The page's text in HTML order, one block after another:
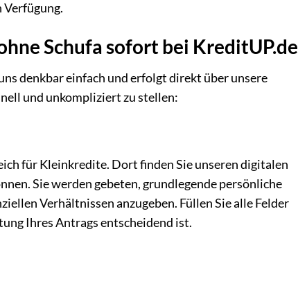
Schufa sofort bei KreditUP.de
denkbar einfach und erfolgt direkt über unsere
und unkompliziert zu stellen:
für Kleinkredite. Dort finden Sie unseren digitalen
Sie werden gebeten, grundlegende persönliche
Verhältnissen anzugeben. Füllen Sie alle Felder
Ihres Antrags entscheidend ist.